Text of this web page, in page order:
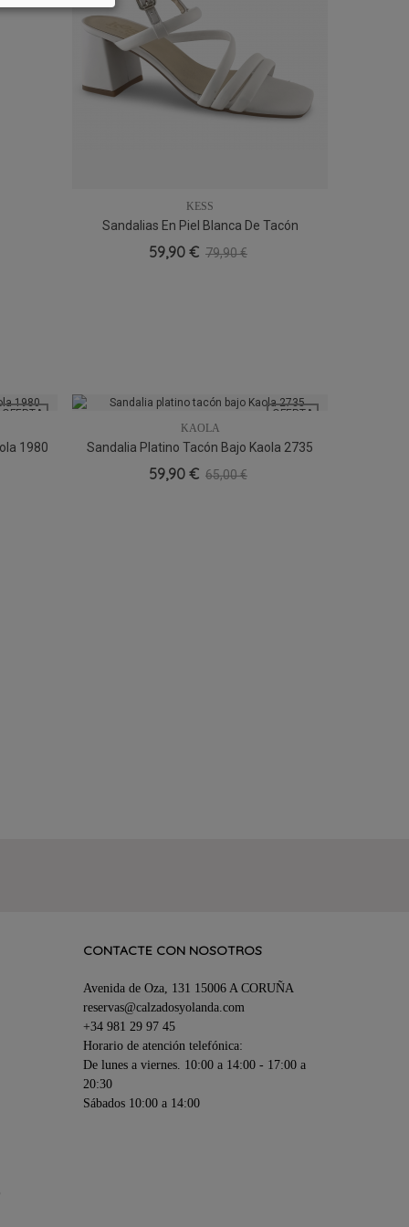
36 38
KESS
Sandalias En Piel Blanca De Tacón
59,90 € 79,90 €
OFERTA
1980
OFERTA
35 36 38 39 40
KAOLA
Sandalia Platino Tacón Bajo Kaola 2735
59,90 € 65,00 €
CONTACTE CON NOSOTROS
Avenida de Oza, 131 15006 A CORUÑA
reservas@calzadosyolanda.com
+34 981 29 97 45
Horario de atención telefónica:
De lunes a viernes. 10:00 a 14:00 - 17:00 a
20:30
Sábados 10:00 a 14:00